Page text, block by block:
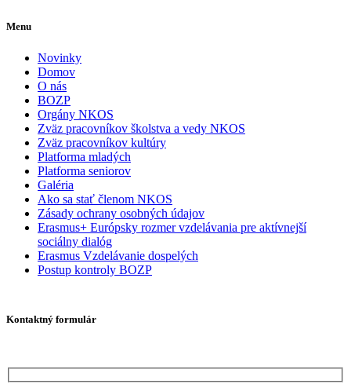
Menu
Novinky
Domov
O nás
BOZP
Orgány NKOS
Zväz pracovníkov školstva a vedy NKOS
Zväz pracovníkov kultúry
Platforma mladých
Platforma seniorov
Galéria
Ako sa stať členom NKOS
Zásady ochrany osobných údajov
Erasmus+ Európsky rozmer vzdelávania pre aktívnejší
sociálny dialóg
Erasmus Vzdelávanie dospelých
Postup kontroly BOZP
Kontaktný formulár